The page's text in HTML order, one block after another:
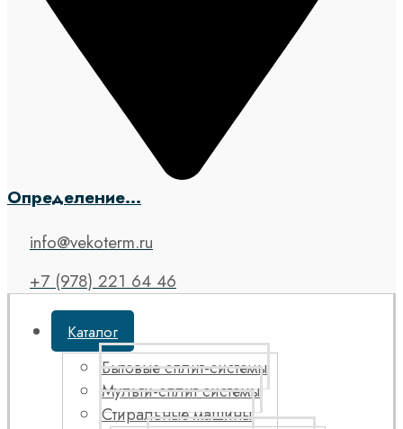
Определение...
info@vekoterm.ru
+7 (978) 221 64 46
Каталог
Бытовые сплит-системы
Мульти-сплит системы
Стиральные машины